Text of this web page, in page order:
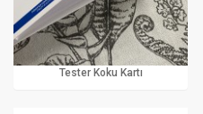
Tester Koku Kartı